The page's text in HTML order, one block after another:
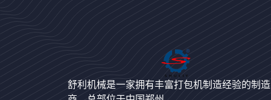
舒利机械是一家拥有丰富打包机制造经验的制造